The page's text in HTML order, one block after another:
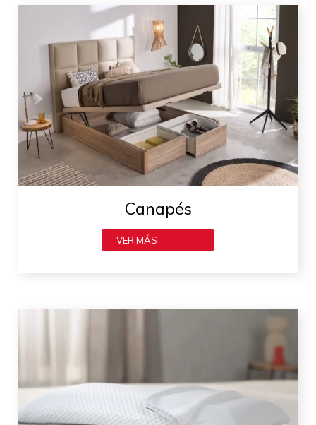
Canapés
VER MÁS